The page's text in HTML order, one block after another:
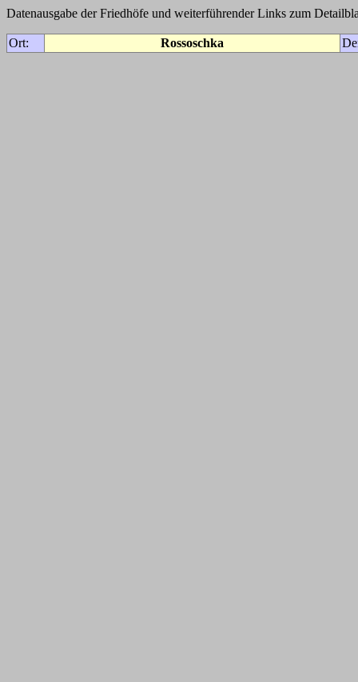
Datenausgabe der Friedhöfe und weiterführender Links zum
Ort: Rossoschka